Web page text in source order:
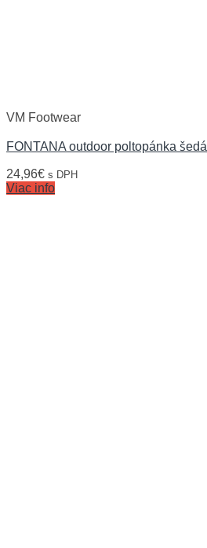
VM Footwear
FONTANA outdoor poltopánka šedá
24,96€ s DPH
Viac info